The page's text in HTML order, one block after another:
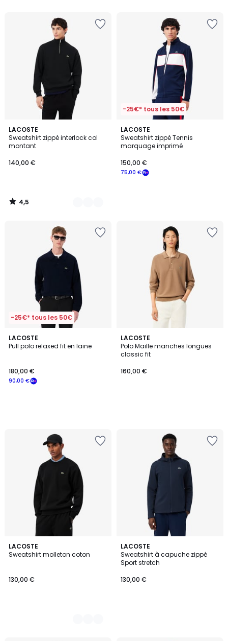
LACOSTE
Sweatshirt zippé interlock col
montant
140,00 €
4,5
/ 5
5
Couleurs
4,5
/
-25€* tous les 50€
LACOSTE
Sweatshirt zippé Tennis
marquage imprimé
75,00 €
150,00 €
-25€* tous les 50€
LACOSTE
Pull polo relaxed fit en laine
90,00 €
180,00 €
LACOSTE
Polo Maille manches longues
classic fit
160,00 €
LACOSTE
Sweatshirt molleton coton
130,00 €
7
Couleurs
LACOSTE
Sweatshirt à capuche zippé
Sport stretch
130,00 €